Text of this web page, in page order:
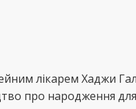
лікарем Хаджи
про народження для